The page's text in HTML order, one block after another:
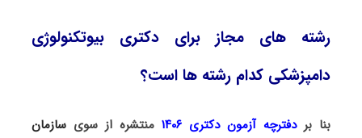
رشته های مجاز برای دکتری بیوتکنولوژی
دامپزشکی کدام رشته ها است؟
بنا بردفترچه آزمون دکتری ۱۴۰۶ منتشره از سویسازمان